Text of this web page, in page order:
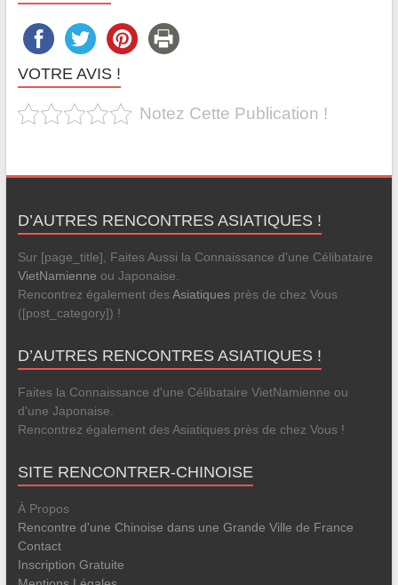
VOTRE AVIS !
Notez Cette Publication !
D’AUTRES RENCONTRES ASIATIQUES !
Sur [page_title], Faites Aussi la Connaissance d'une Célibataire
VietNamienne ou Japonaise.
Rencontrez également desAsiatiquesprès de chez Vous
([post_category]) !
D’AUTRES RENCONTRES ASIATIQUES !
Faites la Connaissance d'une Célibataire VietNamienne ou
d'une Japonaise.
Rencontrez également des Asiatiques près de chez Vous !
SITE RENCONTRER-CHINOISE
À Propos
Rencontre d'une Chinoise dans une Grande Ville de France
Contact
Inscription Gratuite